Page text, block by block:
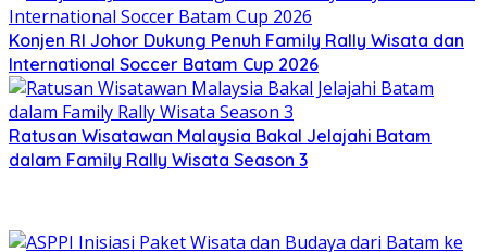
Konjen RI Johor Dukung Penuh Family Rally Wisata dan
International Soccer Batam Cup 2026
Ratusan Wisatawan Malaysia Bakal Jelajahi Batam
dalam Family Rally Wisata Season 3